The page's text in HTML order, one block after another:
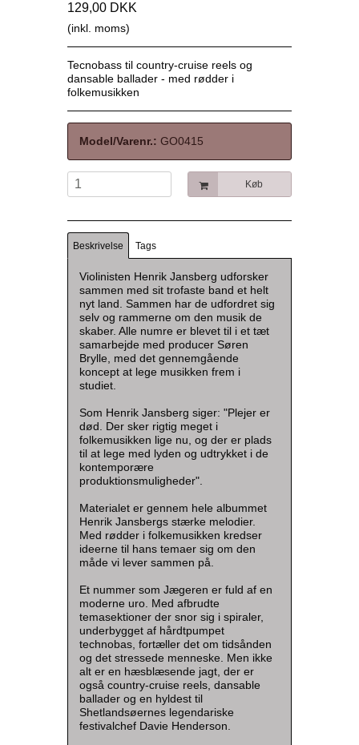
129,00 DKK
(inkl. moms)
Tecnobass til country-cruise reels og
dansable ballader - med rødder i
folkemusikken
Model/Varenr.: GO0415
Køb
Beskrivelse Tags
Violinisten Henrik Jansberg udforsker
sammen med sit trofaste band et helt
nyt land. Sammen har de udfordret sig
selv og rammerne om den musik de
skaber. Alle numre er blevet til i et tæt
samarbejde med producer Søren
Brylle, med det gennemgående
koncept at lege musikken frem i
studiet.
Som Henrik Jansberg siger: "Plejer er
død. Der sker rigtig meget i
folkemusikken lige nu, og der er plads
til at lege med lyden og udtrykket i de
kontemporære
produktionsmuligheder".
Materialet er gennem hele albummet
Henrik Jansbergs stærke melodier.
Med rødder i folkemusikken kredser
ideerne til hans temaer sig om den
måde vi lever sammen på.
Et nummer som Jægeren er fuld af en
moderne uro. Med afbrudte
temasektioner der snor sig i spiraler,
underbygget af hårdtpumpet
technobas, fortæller det om tidsånden
og det stressede menneske. Men ikke
alt er en hæsblæsende jagt, der er
også country-cruise reels, dansable
ballader og en hyldest til
Shetlandsøernes legendariske
festivalchef Davie Henderson.